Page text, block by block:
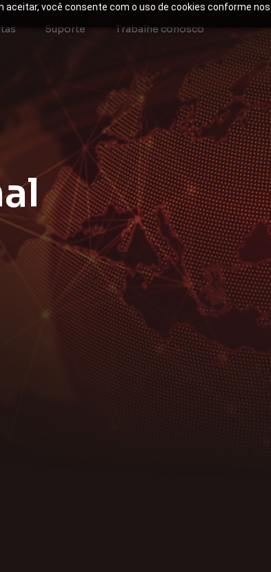
aceitar, você consente com o uso de cookies conforme
Suporte Trabalhe conosco
al